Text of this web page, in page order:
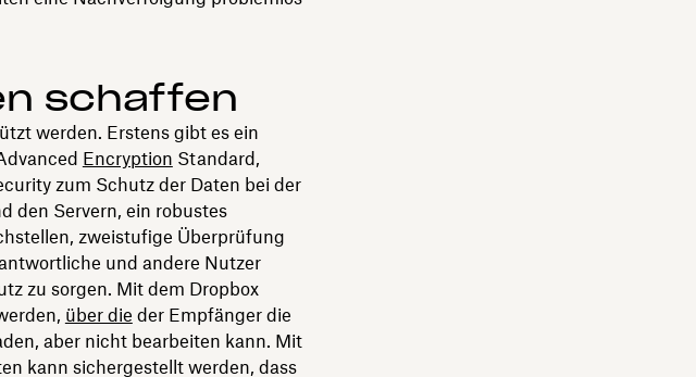
schaffen
werden. Erstens gibt es ein
Encryption Standard,
zum Schutz der Daten bei der
den Servern, ein robustes
zweistufige Überprüfung
und andere Nutzer
zu sorgen. Mit dem Dropbox
über die der Empfänger die
aber nicht bearbeiten kann. Mit
kann sichergestellt werden, dass